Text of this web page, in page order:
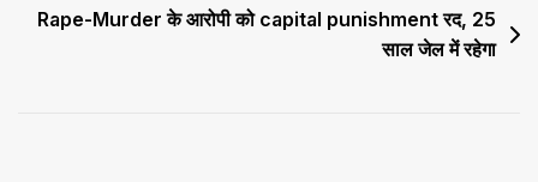
Rape-Murder के आरोपी को capital punishment रद, 25
साल जेल में रहेगा